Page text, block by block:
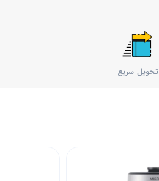
تحویل سریع